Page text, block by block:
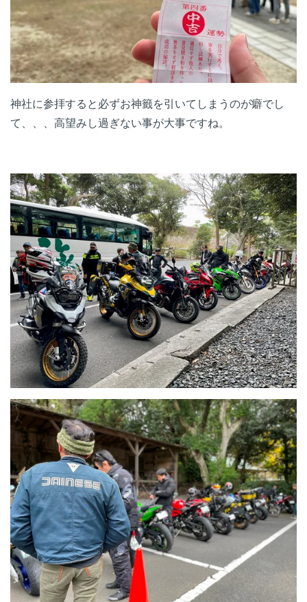
神社に参拝すると必ずお神籤を引いてしまうのが癖でし
て、、、高望みし過ぎない事が大事ですね。